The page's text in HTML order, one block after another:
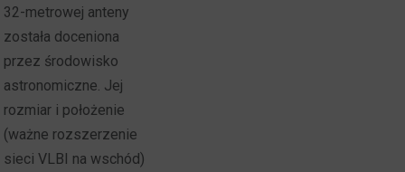
32-metrowej anteny
została doceniona
przez środowisko
astronomiczne. Jej
rozmiar i położenie
(ważne rozszerzenie
sieci VLBI na wschód)